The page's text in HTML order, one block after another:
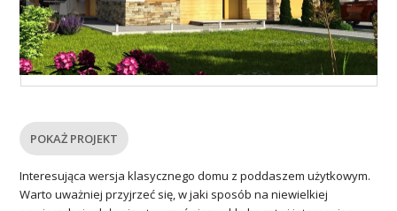
POKAŻ PROJEKT
Interesująca wersja klasycznego domu z poddaszem użytkowym.
Warto uważniej przyjrzeć się, w jaki sposób na niewielkiej